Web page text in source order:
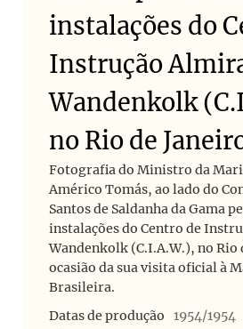
instalações do
Instrução
Wandenkolk
no Rio de
Fotografia do Ministro da
Américo Tomás, ao lado do
Santos de Saldanha da Gama
instalações do Centro de
Wandenkolk (C.I.A.W.), no Rio
ocasião da sua visita oficial à
Brasileira.
Datas de produção
1954/1954